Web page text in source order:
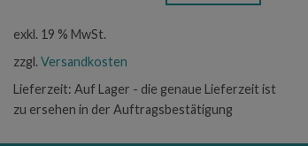
exkl. 19 % MwSt.
zzgl. Versandkosten
Lieferzeit: Auf Lager - die genaue Lieferzeit ist
zu ersehen in der Auftragsbestätigung